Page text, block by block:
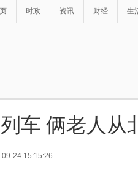
时政 资讯 财经 生
车 俩老人从
24 15:15:26